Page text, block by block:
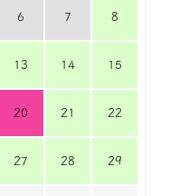
6 7 8
13 14 15
20 21 22
27 28 29